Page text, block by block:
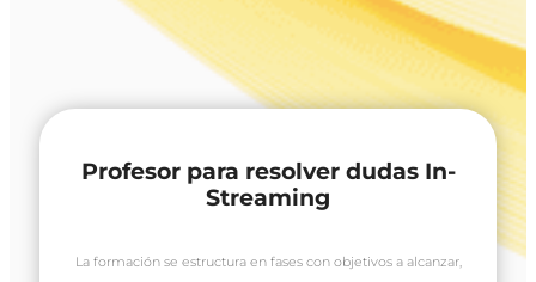
Profesor para resolver dudas In-
Streaming
La formación se estructura en fases con objetivos a alcanzar,